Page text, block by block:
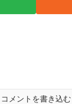
コメントを書き込む